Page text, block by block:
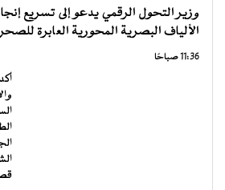
وزير التحول الرقمي يدعو إلى تسريع
الألياف البصرية المحورية العابرة
11:36 صباحًا